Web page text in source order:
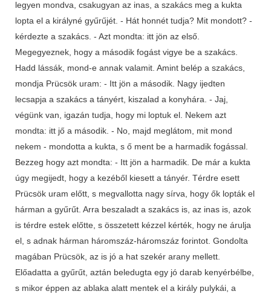
legyen mondva, csakugyan az inas, a szakács meg a kukta
lopta el a királyné gyűrűjét. - Hát honnét tudja? Mit mondott? -
kérdezte a szakács. - Azt mondta: itt jön az első.
Megegyeznek, hogy a második fogást vigye be a szakács.
Hadd lássák, mond-e annak valamit. Amint belép a szakács,
mondja Prücsök uram: - Itt jön a második. Nagy ijedten
lecsapja a szakács a tányért, kiszalad a konyhára. - Jaj,
végünk van, igazán tudja, hogy mi loptuk el. Nekem azt
mondta: itt jő a második. - No, majd meglátom, mit mond
nekem - mondotta a kukta, s ő ment be a harmadik fogással.
Bezzeg hogy azt mondta: - Itt jön a harmadik. De már a kukta
úgy megijedt, hogy a kezéből kiesett a tányér. Térdre esett
Prücsök uram előtt, s megvallotta nagy sírva, hogy ők lopták el
hárman a gyűrűt. Arra beszaladt a szakács is, az inas is, azok
is térdre estek előtte, s összetett kézzel kérték, hogy ne árulja
el, s adnak hárman háromszáz-háromszáz forintot. Gondolta
magában Prücsök, az is jó a hat szekér arany mellett.
Előadatta a gyűrűt, aztán beledugta egy jó darab kenyérbélbe,
s mikor éppen az ablaka alatt mentek el a király pulykái, a